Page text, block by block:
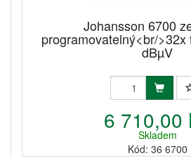
Johansson 6700
programovatelný<br/>32x
dBµV
6 710,00
Skladem
Kód: 36 6700